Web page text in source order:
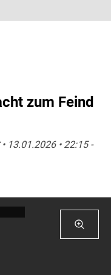
zum Feind
13.01.2026 • 22:15 -